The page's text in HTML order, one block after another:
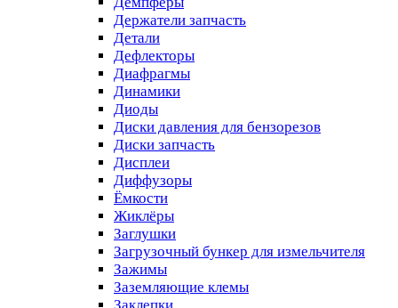
Держатели запчасть
Детали
Дефлекторы
Диафрагмы
Динамики
Диоды
Диски давления для бензорезов
Диски запчасть
Дисплеи
Диффузоры
Ёмкости
Жиклёры
Заглушки
Загрузочный бункер для измельчителя
Зажимы
Заземляющие клемы